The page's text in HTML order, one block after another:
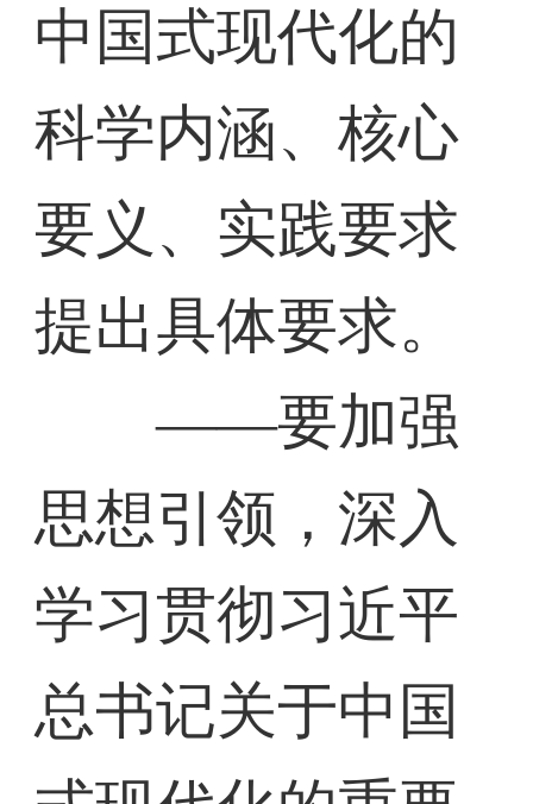
中国式现代化的
科学内涵、核心
要义、实践要求
提出具体要求。
——要加强
思想引领，深入
学习贯彻习近平
总书记关于中国